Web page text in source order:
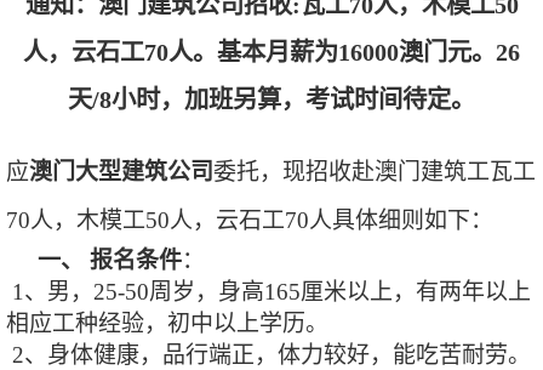
人，云石工70人。基本月薪为16000澳门元。26
天/8小时，加班另算，考试时间待定。
应澳门大型建筑公司 委托，现招收赴澳门建筑工瓦工
70人 ，木模工50人 ，云石工70人具体细则如下：
一、 报名条件：
1、男，25-50周岁，身高165厘米以上，有两年以上
相应工种经验，初中以上学历。
2、身体健康，品行端正，体力较好，能吃苦耐劳。